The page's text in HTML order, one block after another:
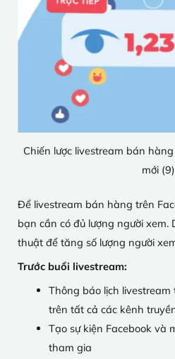
Chiến lược livestream bán
mới (9)
Để livestream bán hàng trên
bạn cần có đủ lượng người xem.
thuật để tăng số lượng người
Trước buổi livestream:
Thông báo lịch
trên tất cả các kênh
Tạo sự kiện Facebook và
tham gia